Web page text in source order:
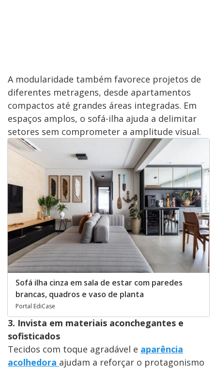
A modularidade também favorece projetos de
diferentes metragens, desde apartamentos
compactos até grandes áreas integradas. Em
espaços amplos, o sofá-ilha ajuda a delimitar
setores sem comprometer a amplitude visual.
Sofá ilha cinza em sala de estar com paredes
brancas, quadros e vaso de planta
Portal EdiCase
3. Invista em materiais aconchegantes e
sofisticados
Tecidos com toque agradável e aparência
acolhedora ajudam a reforçar o protagonismo